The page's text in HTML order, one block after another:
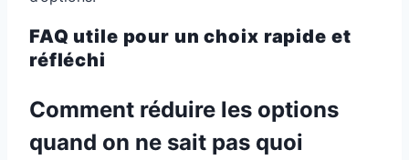
FAQ utile pour un choix rapide et
réfléchi
Comment réduire les options
quand on ne sait pas quoi